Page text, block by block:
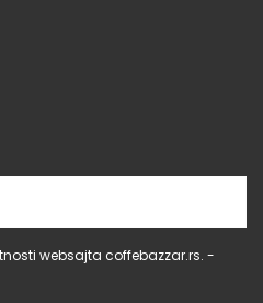
websajta coffebazzar.rs. -